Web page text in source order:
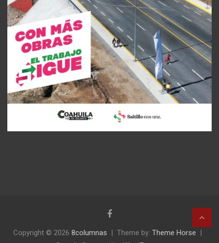
Copyright © 2026 8columnas Theme by: Theme Horse